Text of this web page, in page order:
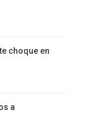
choque en
a